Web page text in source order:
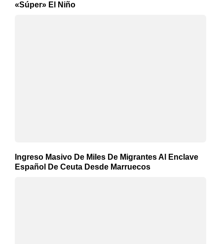
«Súper» El Niño
Ingreso Masivo De Miles De Migrantes Al Enclave
Español De Ceuta Desde Marruecos